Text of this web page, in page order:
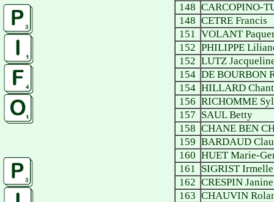
148 CARCOPINO-
148 CETRE Francis
151 VOLANT
152 PHILIPPE
152 LUTZ
154 DE BOURBON
154 HILLARD
156 RICHOMME
157 SAUL Betty
158 CHANE BEN
159 BARDAUD
160 HUET Marie-
161 SIGRIST Irmelle
162 CRESPIN Janine
163 CHAUVIN